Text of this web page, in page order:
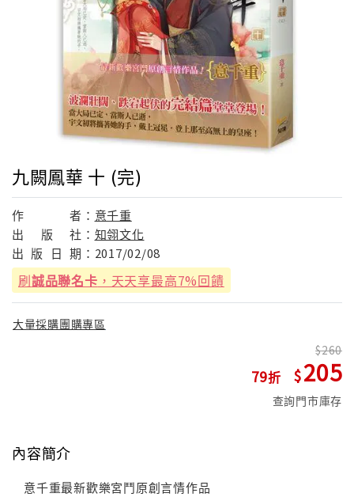
九闕鳳華 十 (完)
作 者： 意千重
出
版 社： 知翎文化
出 版 日 期： 2017/02/08
刷誠品聯名卡 ，天天享最高7%回饋
大量採購團購專區
79
260
205
查詢門市庫存
內容簡介
意千重最新歡樂宮鬥原創言情作品